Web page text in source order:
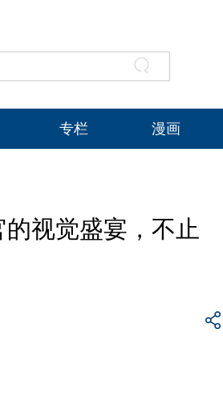
专栏 漫画
视觉盛宴，不止